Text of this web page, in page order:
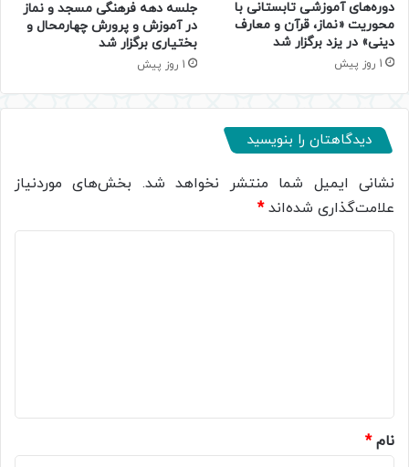
دوره‌های آموزشی تابستانی با
محوریت «نماز، قرآن و معارف
دینی» در یزد برگزار شد
1 روز پیش
جلسه دهه فرهنگی مسجد و نماز
در آموزش و پرورش چهارمحال و
بختیاری برگزار شد
1 روز پیش
دیدگاهتان را بنویسید
نشانی ایمیل شما منتشر نخواهد شد. بخش‌های موردنیاز
علامت‌گذاری شده‌اند*
نام*